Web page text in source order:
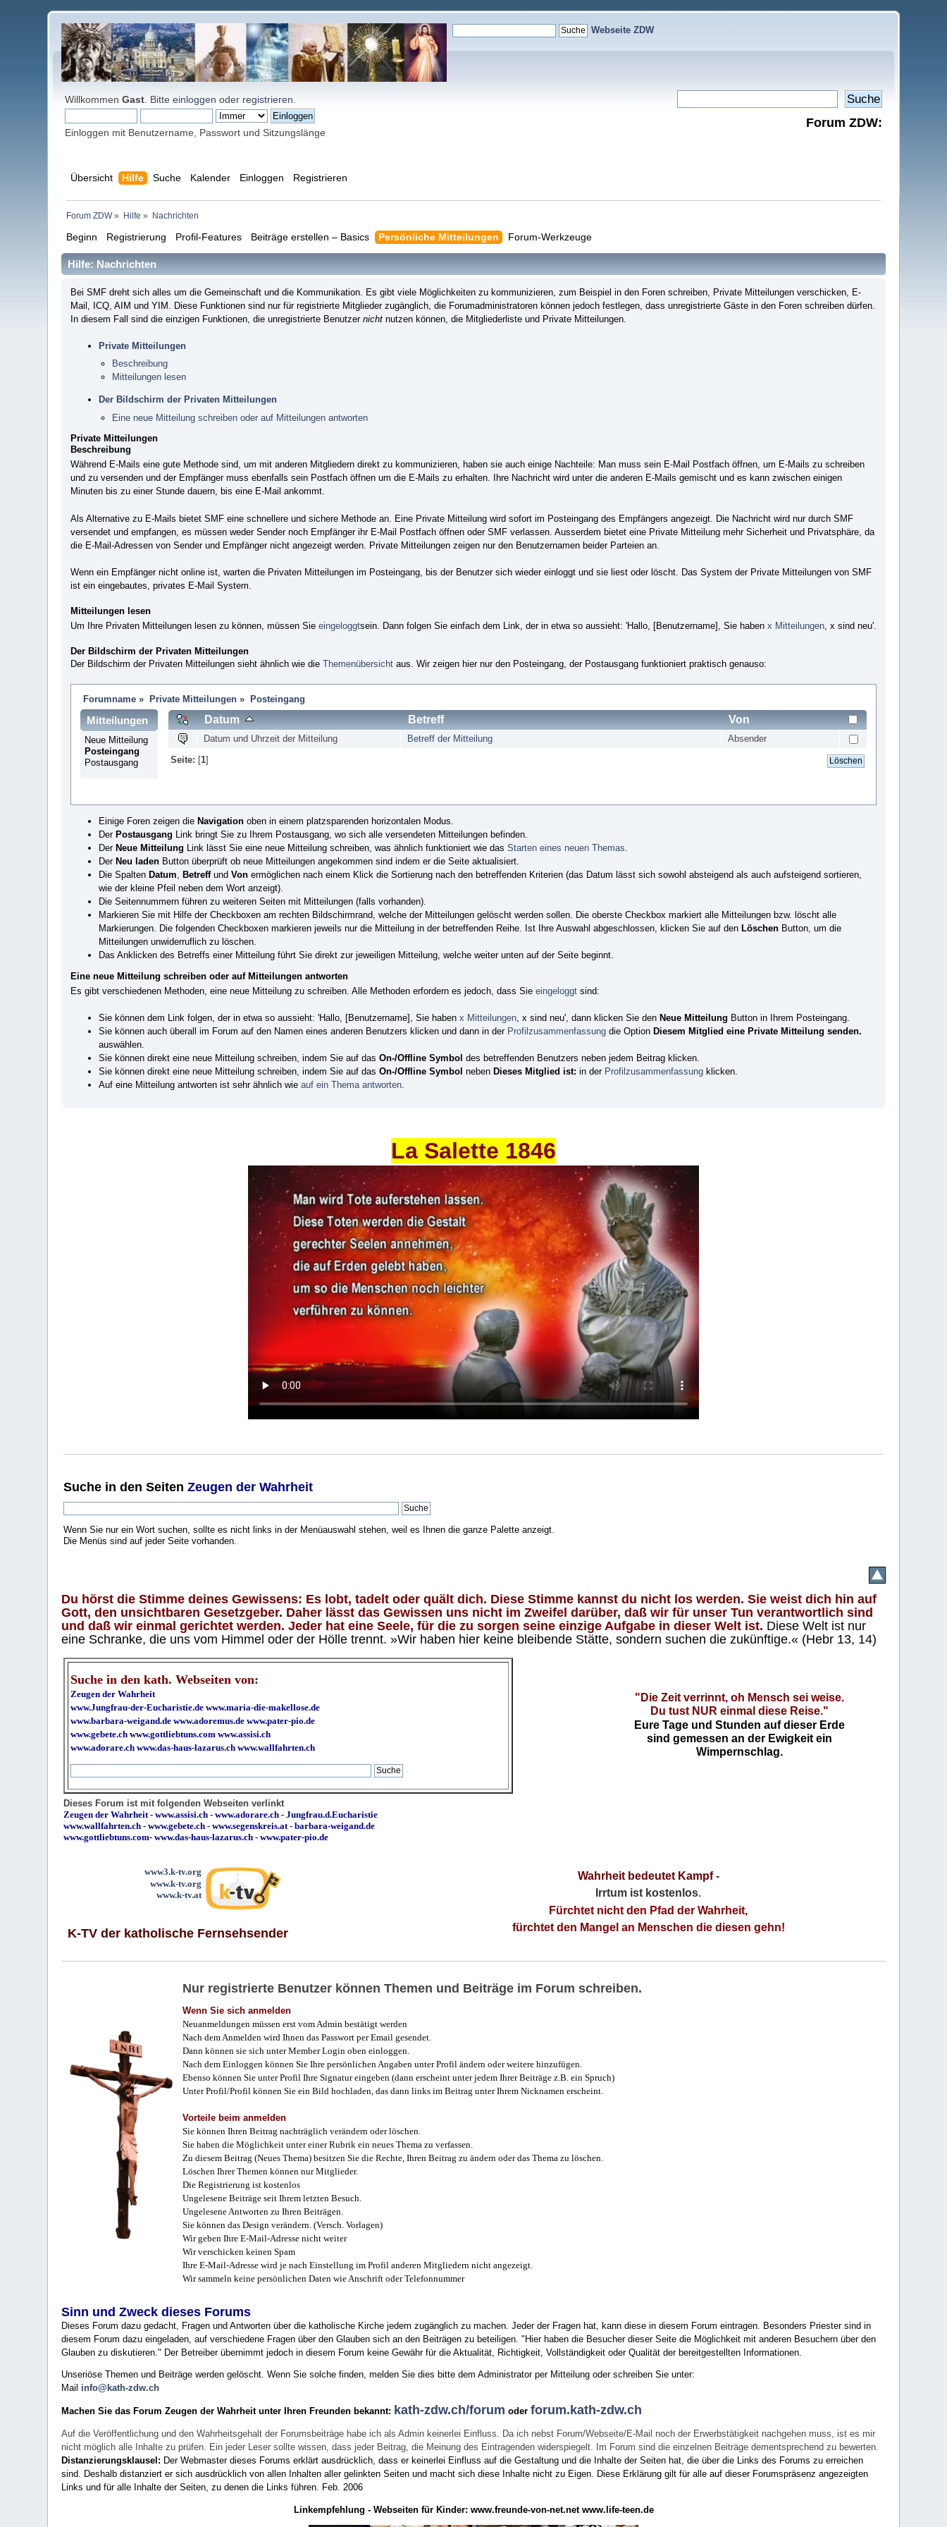
Webseite ZDW
WillkommenGast . Bitteeinloggen oder registrieren
Einloggen mit Benutzername, Passwort und Sitzungslänge
Forum ZDW:
Übersicht Hilfe Suche Kalender Einloggen Registrieren
Forum ZDW» Hilfe » Nachrichten
Beginn Registrierung Profil-Features Beiträge erstellen – Basics Persönliche Mitteilungen Forum-Werkzeuge
Hilfe: Nachrichten
Bei SMF dreht sich alles um die Gemeinschaft und die Kommunikation. Es gibt viele Möglichkeiten zu kommunizieren, zum Beispiel in den Foren schreiben, Private Mitteilungen verschicken, E-
Mail, ICQ, AIM und YIM. Diese Funktionen sind nur für registrierte Mitglieder zugänglich, die Forumadministratoren können jedoch festlegen, dass unregistrierte Gäste in den Foren schreiben dürfen.
In diesem Fall sind die einzigen Funktionen, die unregistrierte Benutzer nicht nutzen können, die Mitgliederliste und Private Mitteilungen.
Private Mitteilungen
Beschreibung
Mitteilungen lesen
Der Bildschirm der Privaten Mitteilungen
Eine neue Mitteilung schreiben oder auf Mitteilungen antworten
Private Mitteilungen
Beschreibung
Während E-Mails eine gute Methode sind, um mit anderen Mitgliedern direkt zu kommunizieren, haben sie auch einige Nachteile: Man muss sein E-Mail Postfach öffnen, um E-Mails zu schreiben
und zu versenden und der Empfänger muss ebenfalls sein Postfach öffnen um die E-Mails zu erhalten. Ihre Nachricht wird unter die anderen E-Mails gemischt und es kann zwischen einigen
Minuten bis zu einer Stunde dauern, bis eine E-Mail ankommt.
Als Alternative zu E-Mails bietet SMF eine schnellere und sichere Methode an. Eine Private Mitteilung wird sofort im Posteingang des Empfängers angezeigt. Die Nachricht wird nur durch SMF
versendet und empfangen, es müssen weder Sender noch Empfänger ihr E-Mail Postfach öffnen oder SMF verlassen. Ausserdem bietet eine Private Mitteilung mehr Sicherheit und Privatsphäre, da
die E-Mail-Adressen von Sender und Empfänger nicht angezeigt werden. Private Mitteilungen zeigen nur den Benutzernamen beider Parteien an.
Wenn ein Empfänger nicht online ist, warten die Privaten Mitteilungen im Posteingang, bis der Benutzer sich wieder einloggt und sie liest oder löscht. Das System der Private Mitteilungen von SMF
ist ein eingebautes, privates E-Mail System.
Mitteilungen lesen
Um Ihre Privaten Mitteilungen lesen zu können, müssen Sie eingeloggtsein. Dann folgen Sie einfach dem Link, der in etwa so aussieht: 'Hallo, [Benutzername], Sie haben x Mitteilungen , x sind neu'.
Der Bildschirm der Privaten Mitteilungen
Der Bildschirm der Privaten Mitteilungen sieht ähnlich wie die Themenübersicht aus. Wir zeigen hier nur den Posteingang, der Postausgang funktioniert praktisch genauso:
Forumname» Private Mitteilungen» Posteingang
Mitteilungen
Neue Mitteilung
Posteingang
Postausgang
Datum Betreff Von
Datum und Uhrzeit der Mitteilung Betreff der Mitteilung
Absender
Seite: [1]
Einige Foren zeigen die Navigation oben in einem platzsparenden horizontalen Modus.
Der Postausgang Link bringt Sie zu Ihrem Postausgang, wo sich alle versendeten Mitteilungen befinden.
Der Neue Mitteilung Link lässt Sie eine neue Mitteilung schreiben, was ähnlich funktioniert wie das Starten eines neuen Themas
Der Neu laden Button überprüft ob neue Mitteilungen angekommen sind indem er die Seite aktualisiert.
Die Spalten Datum Betreffund Von ermöglichen nach einem Klick die Sortierung nach den betreffenden Kriterien (das Datum lässt sich sowohl absteigend als auch aufsteigend sortieren,
wie der kleine Pfeil neben dem Wort anzeigt).
Die Seitennummern führen zu weiteren Seiten mit Mitteilungen (falls vorhanden).
Markieren Sie mit Hilfe der Checkboxen am rechten Bildschirmrand, welche der Mitteilungen gelöscht werden sollen. Die oberste Checkbox markiert alle Mitteilungen bzw. löscht alle
Markierungen. Die folgenden Checkboxen markieren jeweils nur die Mitteilung in der betreffenden Reihe. Ist Ihre Auswahl abgeschlossen, klicken Sie auf den Löschen Button, um die
Mitteilungen unwiderruflich zu löschen.
Das Anklicken des Betreffs einer Mitteilung führt Sie direkt zur jeweiligen Mitteilung, welche weiter unten auf der Seite beginnt.
Eine neue Mitteilung schreiben oder auf Mitteilungen antworten
Es gibt verschiedenen Methoden, eine neue Mitteilung zu schreiben. Alle Methoden erfordern es jedoch, dass Sie eingeloggt sind:
Sie können dem Link folgen, der in etwa so aussieht: 'Hallo, [Benutzername], Sie haben x Mitteilungen , x sind neu', dann klicken Sie den Neue Mitteilung Button in Ihrem Posteingang.
Sie können auch überall im Forum auf den Namen eines anderen Benutzers klicken und dann in der Profilzusammenfassung die Option Diesem Mitglied eine Private Mitteilung senden.
auswählen.
Sie können direkt eine neue Mitteilung schreiben, indem Sie auf das On-/Offline Symbol des betreffenden Benutzers neben jedem Beitrag klicken.
Sie können direkt eine neue Mitteilung schreiben, indem Sie auf das On-/Offline Symbol neben Dieses Mitglied ist: in der Profilzusammenfassung klicken.
Auf eine Mitteilung antworten ist sehr ähnlich wie auf ein Thema antworten
La Salette 1846
Suche in den SeitenZeugen der Wahrheit
Wenn Sie nur ein Wort suchen, sollte es nicht links in der Menüauswahl stehen, weil es Ihnen die ganze Palette anzeigt.
Die Menüs sind auf jeder Seite vorhanden.
Du hörst die Stimme deines Gewissens: Es lobt, tadelt oder quält dich. Diese Stimme kannst du nicht los werden. Sie weist dich hin auf
Gott, den unsichtbaren Gesetzgeber. Daher lässt das Gewissen uns nicht im Zweifel darüber, daß wir für unser Tun verantwortlich sind
und daß wir einmal gerichtet werden. Jeder hat eine Seele, für die zu sorgen seine einzige Aufgabe in dieser Welt ist. Diese Welt ist nur
eine Schranke, die uns vom Himmel oder der Hölle trennt. »Wir haben hier keine bleibende Stätte, sondern suchen die zukünftige.« (Hebr 13, 14)
Suche in den kath. Webseiten von:
Zeugen der Wahrheit
www.Jungfrau-der-Eucharistie.de www.maria-die-makellose.de
www.barbara-weigand.de www.adoremus.de www.pater-pio.de
www.gebete.ch www.gottliebtuns.com www.assisi.ch
www.adorare.ch www.das-haus-lazarus.ch www.wallfahrten.ch
"Die Zeit verrinnt, oh Mensch sei weise.
Du tust NUR einmal diese Reise."
Eure Tage und Stunden auf dieser Erde
sind gemessen an der Ewigkeit ein
Wimpernschlag.
Dieses Forum ist mit folgenden Webseiten verlinkt
Zeugen der Wahrheit -www.assisi.ch -www.adorare.ch -Jungfrau.d.Eucharistie
www.wallfahrten.ch -www.gebete.ch -www.segenskreis.at -barbara-weigand.de
www.gottliebtuns.com-www.das-haus-lazarus.ch - www.pater-pio.de
www3.k-tv.org
www.k-tv.org
www.k-tv.at
K-TV der katholische Fernsehsender
Wahrheit bedeutet Kampf-
Irrtum ist kostenlos.
Fürchtet nicht den Pfad der Wahrheit,
fürchtet den Mangel an Menschen die diesen gehn!
Nur registrierte Benutzer können Themen und Beiträge im Forum schreiben.
Wenn Sie sich anmelden
Neuanmeldungen müssen erst vom Admin bestätigt werden
Nach dem Anmelden wird Ihnen das Passwort per Email gesendet.
Dann können sie sich unter Member Login oben einloggen.
Nach dem Einloggen können Sie Ihre persönlichen Angaben unter Profil ändern oder weitere hinzufügen.
Ebenso können Sie unter Profil Ihre Signatur eingeben (dann erscheint unter jedem Ihrer Beiträge z.B. ein Spruch)
Unter Profil/Profil können Sie ein Bild hochladen, das dann links im Beitrag unter Ihrem Nicknamen erscheint.
Vorteile beim anmelden
Sie können Ihren Beitrag nachträglich verändern oder löschen.
Sie haben die Möglichkeit unter einer Rubrik ein neues Thema zu verfassen.
Zu diesem Beitrag (Neues Thema) besitzen Sie die Rechte, Ihren Beitrag zu ändern oder das Thema zu löschen.
Löschen Ihrer Themen können nur Mitglieder.
Die Registrierung ist kostenlos
Ungelesene Beiträge seit Ihrem letzten Besuch.
Ungelesene Antworten zu Ihren Beiträgen.
Sie können das Design verändern. (Versch. Vorlagen)
Wir geben Ihre E-Mail-Adresse nicht weiter
Wir verschicken keinen Spam
Ihre E-Mail-Adresse wird je nach Einstellung im Profil anderen Mitgliedern nicht angezeigt.
Wir sammeln keine persönlichen Daten wie Anschrift oder Telefonnummer
Sinn und Zweck dieses Forums
Dieses Forum dazu gedacht, Fragen und Antworten über die katholische Kirche jedem zugänglich zu machen. Jeder der Fragen hat, kann diese in diesem Forum eintragen. Besonders Priester sind in
diesem Forum dazu eingeladen, auf verschiedene Fragen über den Glauben sich an den Beiträgen zu beteiligen. "Hier haben die Besucher dieser Seite die Möglichkeit mit anderen Besuchern über den
Glauben zu diskutieren." Der Betreiber übernimmt jedoch in diesem Forum keine Gewähr für die Aktualität, Richtigkeit, Vollständigkeit oder Qualität der bereitgestellten Informationen.
Unseriöse Themen und Beiträge werden gelöscht. Wenn Sie solche finden, melden Sie dies bitte dem Administrator per Mitteilung oder schreiben Sie unter:
Mail info@kath-zdw.ch
Machen Sie das Forum Zeugen der Wahrheit unter Ihren Freunden bekannt: kath-zdw.ch/forum oderforum.kath-zdw.ch
Auf die Veröffentlichung und den Wahrheitsgehalt der Forumsbeiträge habe ich als Admin keinerlei Einfluss. Da ich nebst Forum/Webseite/E-Mail noch der Erwerbstätigkeit nachgehen muss, ist es mir
nicht möglich alle Inhalte zu prüfen. Ein jeder Leser sollte wissen, dass jeder Beitrag, die Meinung des Eintragenden widerspiegelt. Im Forum sind die einzelnen Beiträge dementsprechend zu bewerten.
Distanzierungsklausel: Der Webmaster dieses Forums erklärt ausdrücklich, dass er keinerlei Einfluss auf die Gestaltung und die Inhalte der Seiten hat, die über die Links des Forums zu erreichen
sind. Deshalb distanziert er sich ausdrücklich von allen Inhalten aller gelinkten Seiten und macht sich diese Inhalte nicht zu Eigen.
Diese Erklärung gilt für alle auf dieser Forumspräsenz angezeigten
Links und für alle Inhalte der Seiten, zu denen die Links führen.
Feb. 2006
Linkempfehlung - Webseiten für Kinder: www.freunde-von-net.net www.life-teen.de